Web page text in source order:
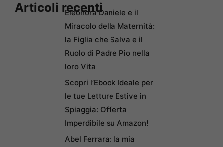
Articoli recentiEleonora Daniele e il
Miracolo della Maternità:
la Figlia che Salva e il
Ruolo di Padre Pio nella
loro Vita
Scopri l’Ebook Ideale per
le tue Letture Estive in
Spiaggia: Offerta
Imperdibile su Amazon!
Abel Ferrara: la mia